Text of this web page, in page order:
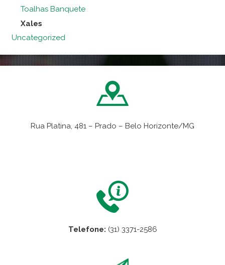
Toalhas Banquete
Xales
Uncategorized
Rua Platina, 481 – Prado – Belo Horizonte/MG
Telefone: (31) 3371-2586